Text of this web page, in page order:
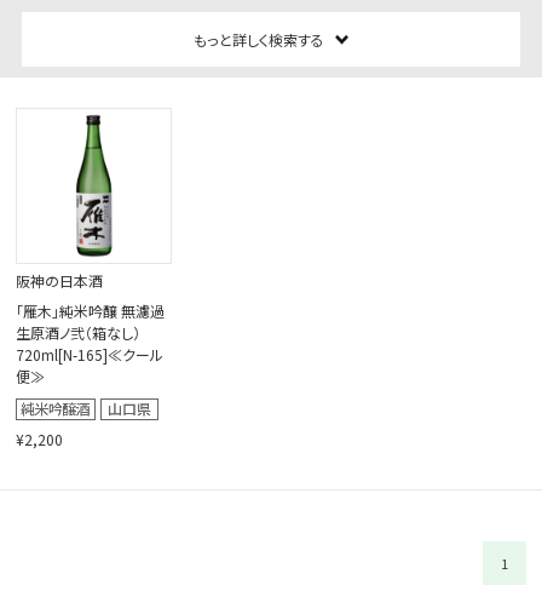
もっと詳しく検索する
阪神の日本酒
「雁木」純米吟醸 無濾過
生原酒ノ弐（箱なし）
720ml[N-165]≪クール
便≫
¥2,200
1